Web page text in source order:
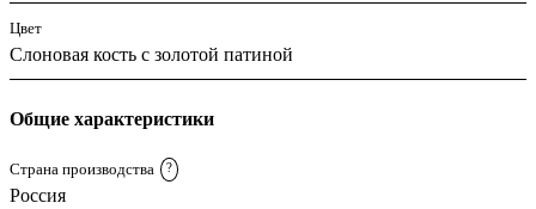
Цвет
Слоновая кость с золотой патиной
Общие характеристики
Страна производства ?
Россия